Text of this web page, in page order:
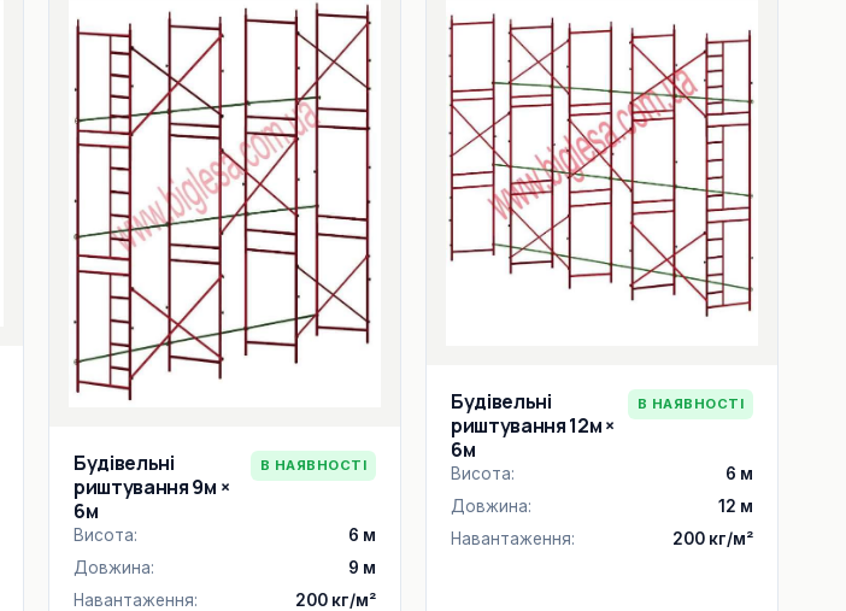
Будівельні
риштування 9м ×
6м
В НАЯВНОСТІ
Висота:
6 м
Довжина:
9 м
Навантаження:
200 кг/м²
Будівельні
риштування 12м ×
6м
В НАЯВНОСТІ
Висота:
6 м
Довжина:
12 м
Навантаження:
200 кг/м²